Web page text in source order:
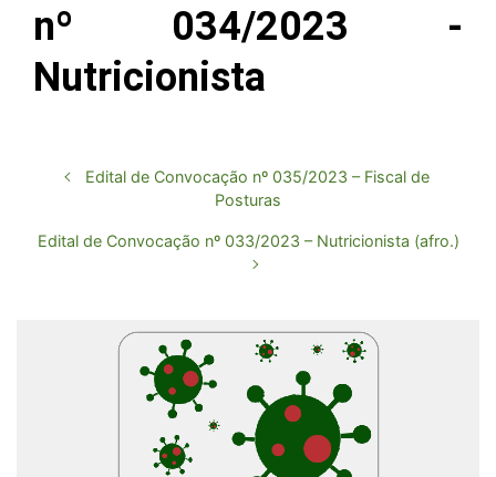
nº 034/2023 -
Nutricionista
Edital de Convocação nº 035/2023 – Fiscal de
Posturas
Edital de Convocação nº 033/2023 – Nutricionista (afro.)